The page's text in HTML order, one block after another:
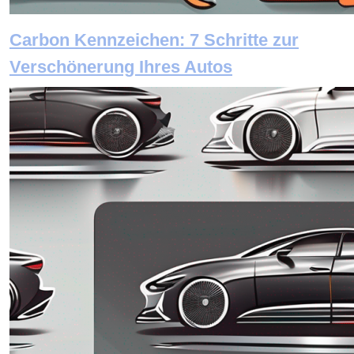
Carbon Kennzeichen: 7 Schritte zur
Verschönerung Ihres Autos